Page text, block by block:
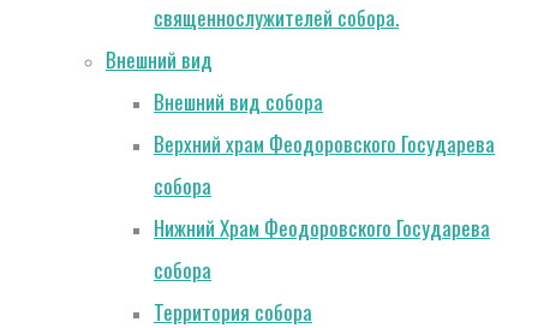
священнослужителей собора.
Внешний вид
Внешний вид собора
Верхний храм Феодоровского Государева
собора
Нижний Храм Феодоровского Государева
собора
Территория собора